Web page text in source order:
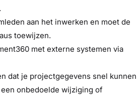
aan het inwerken en moet de
toewijzen.
met externe systemen via
dat je projectgegevens snel kunnen
onbedoelde wijziging of